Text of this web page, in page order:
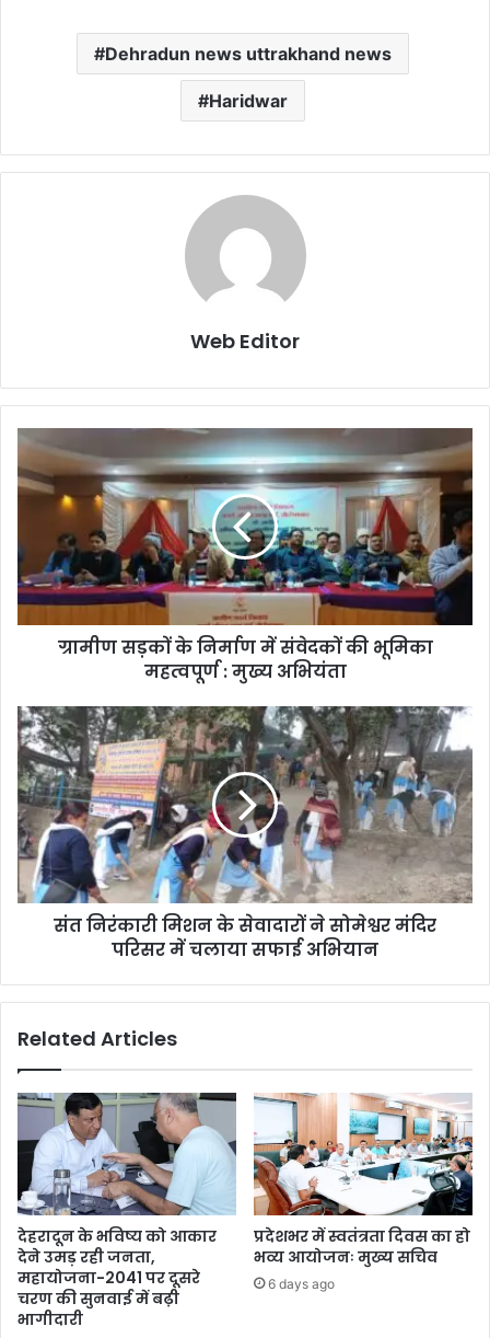
Dehradun news uttrakhand news
Haridwar
Web Editor
ग्रामीण सड़कों के निर्माण में संवेदकों की भूमिका
महत्वपूर्ण : मुख्य अभियंता
संत निरंकारी मिशन के सेवादारों ने सोमेश्वर मंदिर
परिसर में चलाया सफाई अभियान
Related Articles
देहरादून के भविष्य को आकार
देने उमड़ रही जनता,
महायोजना-2041 पर दूसरे
चरण की सुनवाई में बढ़ी
भागीदारी
प्रदेशभर में स्वतंत्रता दिवस का हो
भव्य आयोजनः मुख्य सचिव
6 days ago